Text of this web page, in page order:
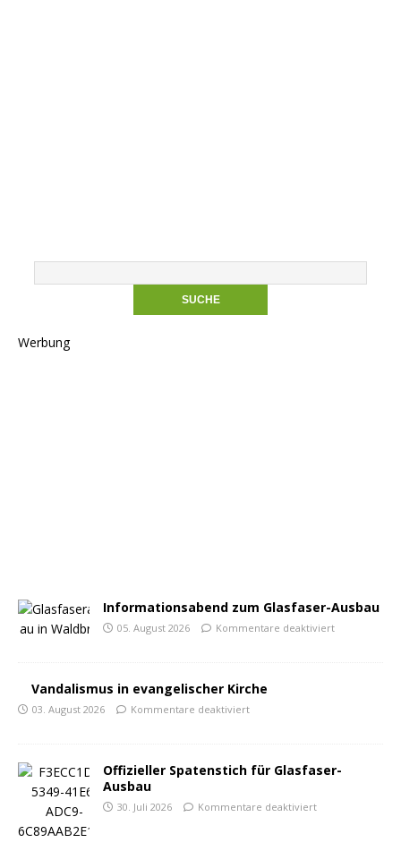
Werbung
Informationsabend zum Glasfaser-Ausbau
05. August 2026 Kommentare deaktiviert
Vandalismus in evangelischer Kirche
03. August 2026 Kommentare deaktiviert
Offizieller Spatenstich für Glasfaser-
Ausbau
30. Juli 2026 Kommentare deaktiviert